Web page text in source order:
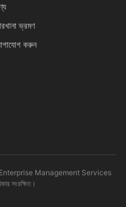
ভ্রমণ
করুন
Management Services
সংরক্ষিত।